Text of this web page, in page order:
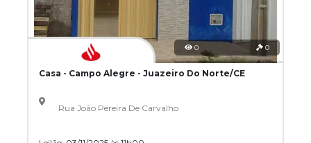
0 0
Casa - Campo Alegre - Juazeiro Do Norte/CE
Rua João Pereira De Carvalho